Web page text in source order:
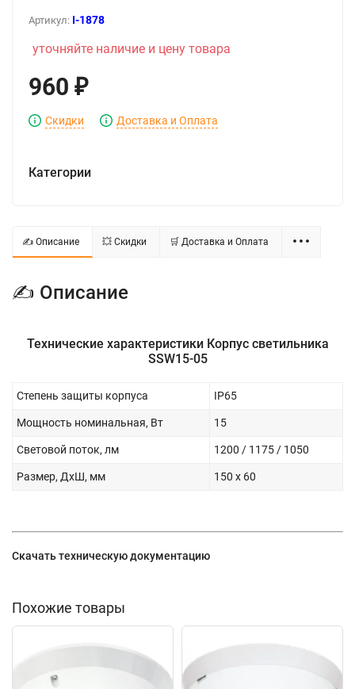
Артикул: I-1878
уточняйте наличие и цену товара
960 ₽
Скидки Доставка и Оплата
Категории
✍ Описание 💥 Скидки 🛒 Доставка и Оплата
✍ Описание
Технические характеристики Корпус светильника
SSW15-05
Степень защиты корпуса IP65
Мощность номинальная, Вт 15
Световой поток, лм 1200 / 1175 / 1050
Размер, ДхШ, мм 150 x 60
Скачать техническую документацию
Похожие товары